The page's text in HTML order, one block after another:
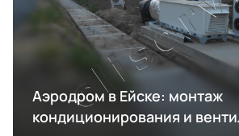
Аэродром в Ейске: монтаж
кондиционирования и